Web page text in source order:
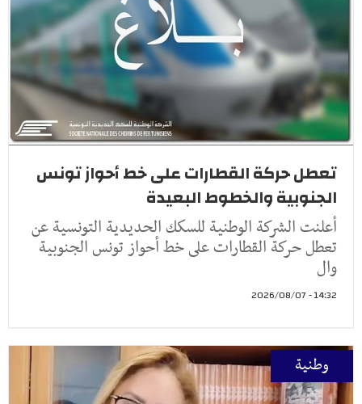
تعطل حركة القطارات على خط أحواز تونس
الجنوبية والخطوط البعيدة
أعلنت الشركة الوطنية للسكك الحديدية التونسية عن
تعطل حركة القطارات على خط أحواز تونس الجنوبية
وال
14:32 - 2026/08/07
وطنية